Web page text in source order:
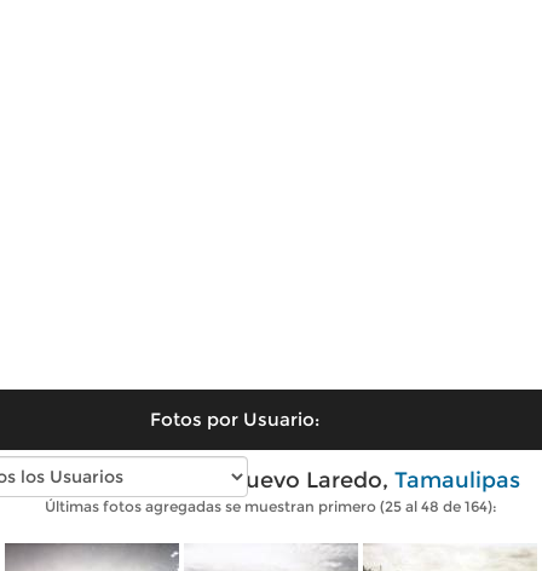
Fotos por Usuario:
Fotos antiguas de Nuevo Laredo, Tamaulipas
Últimas fotos agregadas se muestran primero (25 al 48 de 164):